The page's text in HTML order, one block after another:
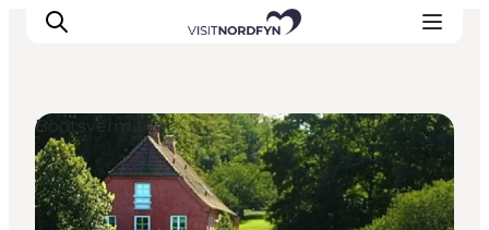
Erleben
Eventkalender
Bootsvermieter